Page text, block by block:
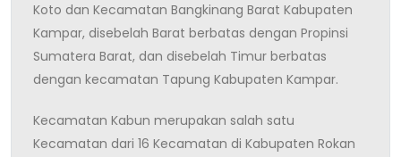
Koto dan Kecamatan Bangkinang Barat Kabupaten
Kampar, disebelah Barat berbatas dengan Propinsi
Sumatera Barat, dan disebelah Timur berbatas
dengan kecamatan Tapung Kabupaten Kampar.
Kecamatan Kabun merupakan salah satu
Kecamatan dari 16 Kecamatan di Kabupaten Rokan